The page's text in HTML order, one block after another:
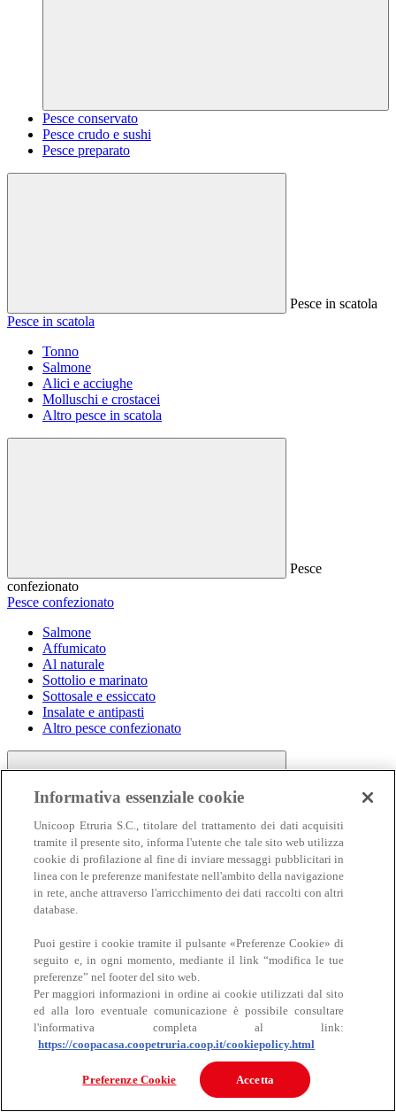
Pesce conservato
Pesce crudo e sushi
Pesce preparato
Pesce in scatola
Pesce in scatola
Tonno
Salmone
Alici e acciughe
Molluschi e crostacei
Altro pesce in scatola
Pesce
confezionato
Pesce confezionato
Salmone
Affumicato
Al naturale
Sottolio e marinato
Sottosale e essiccato
Insalate e antipasti
Altro pesce confezionato
Carne
Carne
Bovino
Informativa essenziale cookie
Unicoop Etruria S.C., titolare del trattamento dei dati acquisiti
tramite il presente sito, informa l'utente che tale sito web utilizza
cookie di profilazione al fine di inviare messaggi pubblicitari in
linea con le preferenze manifestate nell'ambito della navigazione
in rete, anche attraverso l'arricchimento dei dati raccolti con altri
database.
Puoi gestire i cookie tramite il pulsante «Preferenze Cookie» di
seguito e, in ogni momento, mediante il link “modifica le tue
preferenze” nel footer del sito web.
Per maggiori informazioni in ordine ai cookie utilizzati dal sito
ed alla loro eventuale comunicazione è possibile consultare
l'informativa completa al link:
https://coopacasa.coopetruria.coop.it/cookiepolicy.html
Preferenze Cookie Accetta